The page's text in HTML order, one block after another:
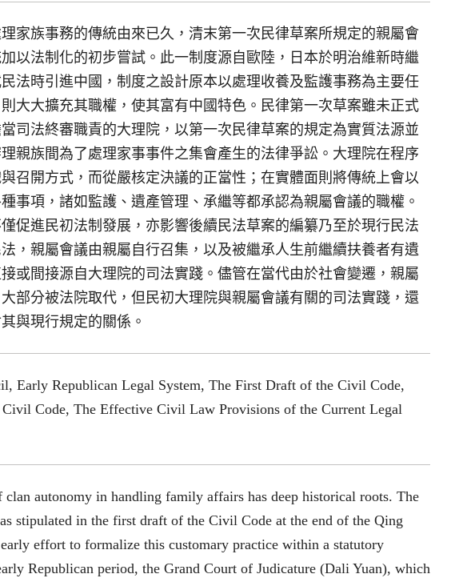
家族事務的傳統由來已久，清末第一次民律草案所規定的親屬會
以法制化的初步嘗試。此一制度源自歐陸，日本於明治維新時繼
法時引進中國，制度之設計原本以處理收養及監護事務為主要任
大大擴充其職權，使其富有中國特色。民律第一次草案雖未正式
司法終審職責的大理院，以第一次民律草案的規定為實質法源並
親族間為了處理家事事件之集會產生的法律爭訟。大理院在程序
召開方式，而從嚴核定決議的正當性；在實體面則將傳統上會以
事項，諸如監護、遺產管理、承繼等都承認為親屬會議的職權。
促進民初法制發展，亦影響後續民法草案的編纂乃至於現行民法
，親屬會議由親屬自行召集，以及被繼承人生前繼續扶養者有遺
或間接源自大理院的司法實踐。儘管在當代由於社會變遷，親屬
部分被法院取代，但民初大理院與親屬會議有關的司法實踐，還
與現行規定的關係。
Early Republican Legal System, The First Draft of the Civil Code,
Code, The Effective Civil Law Provisions of the Current Legal
autonomy in handling family affairs has deep historical roots. The
stipulated in the first draft of the Civil Code at the end of the Qing
effort to formalize this customary practice within a statutory
Republican period, the Grand Court of Judicature (Dali Yuan), which